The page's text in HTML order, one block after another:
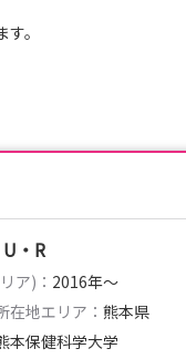
ます。
。
・R
ア)： 2016年〜
在地エリア： 熊本県
本保健科学大学